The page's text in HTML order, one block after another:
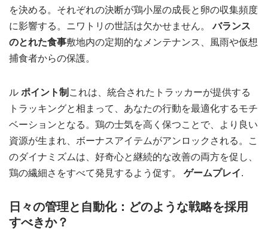
を決める。それぞれの決断が鶏小屋の成長と卵の収集頻度
に影響する。ニワトリの世話は欠かせません。バランス
のとれた食事敷地内の定期的なメンテナンス、風雨や仮想
捕食者からの保護。
ル ポイント制 これは、統合されたトラッカーが提供する
トラッキングと相まって、あなたの行動を最適化するモチ
ベーションとなる。鶏の士気を高く保つことで、より良い
資源が生まれ、ボーナスアイテムがアンロックされる。こ
のダイナミズムは、好奇心と継続的な改善の両方を促し、
鶏の繊細さをすべて発見するよう促す。 ゲームプレイ.
日々の管理と自動化：どのような戦略を採用
すべきか？